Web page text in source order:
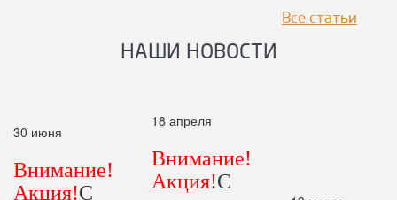
Все статьи
НАШИ НОВОСТИ
30 июня
Внимание!
Акция!С
18 апреля
Внимание!
Акция!С